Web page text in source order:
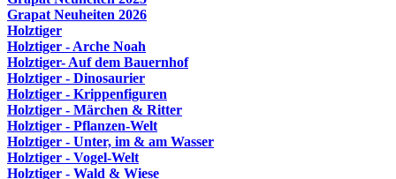
Grapat Neuheiten 2026
Holztiger
Holztiger - Arche Noah
Holztiger- Auf dem Bauernhof
Holztiger - Dinosaurier
Holztiger - Krippenfiguren
Holztiger - Märchen & Ritter
Holztiger - Pflanzen-Welt
Holztiger - Unter, im & am Wasser
Holztiger - Vogel-Welt
Holztiger - Wald & Wiese